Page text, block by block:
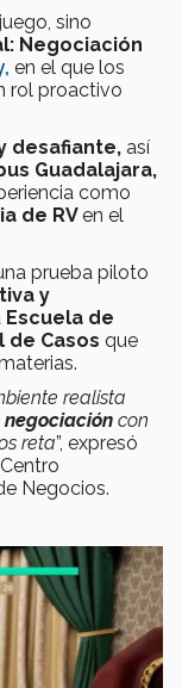
sino
Negociación
en el que los
rol proactivo
desafiante, así
Guadalajara,
como
de RVen el
prueba piloto
y
Escuela de
de Casos que
realista
con
reta”, expresó
Negocios.